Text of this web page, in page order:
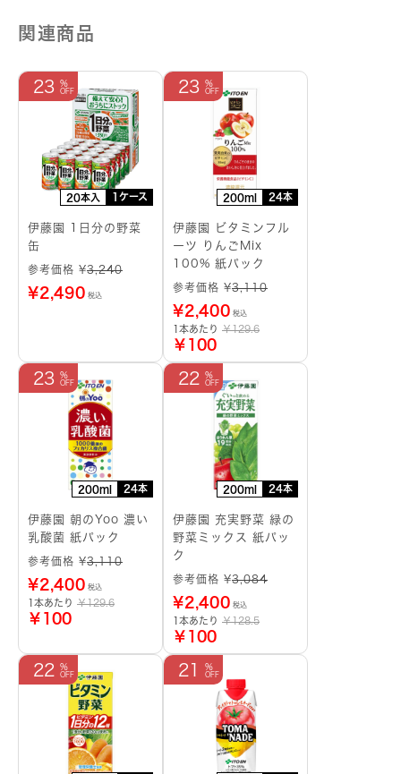
関連商品
20本入 1ケース
23
伊藤園 1日分の野菜
缶
参考価格 ¥3,240
¥2,490 税込
200ml 24本
23
伊藤園 ビタミンフル
ーツ りんごMix
100% 紙パック
参考価格 ¥3,110
¥2,400 税込
1本あたり ￥129.6
￥100
200ml 24本
23
伊藤園 朝のYoo 濃い
乳酸菌 紙パック
参考価格 ¥3,110
¥2,400 税込
1本あたり ￥129.6
￥100
200ml 24本
22
伊藤園 充実野菜 緑の
野菜ミックス 紙パッ
ク
参考価格 ¥3,084
¥2,400 税込
1本あたり ￥128.5
￥100
22 21